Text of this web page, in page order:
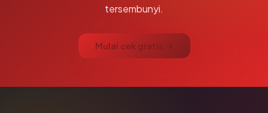
tersembunyi.
Mulai cek gratis →